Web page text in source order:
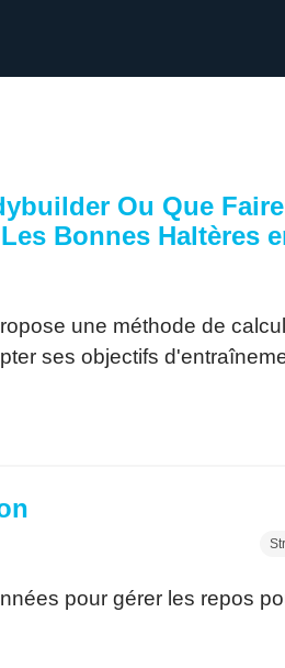
Ou Que
Bonnes Haltères
une méthode de
ses objectifs
pour gérer les repos